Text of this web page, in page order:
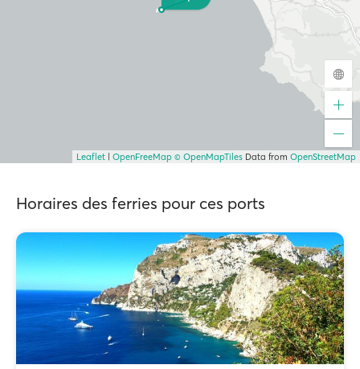
Leaflet OpenFreeMap © OpenMapTiles Data from OpenStreetMap
Horaires des ferries pour ces ports